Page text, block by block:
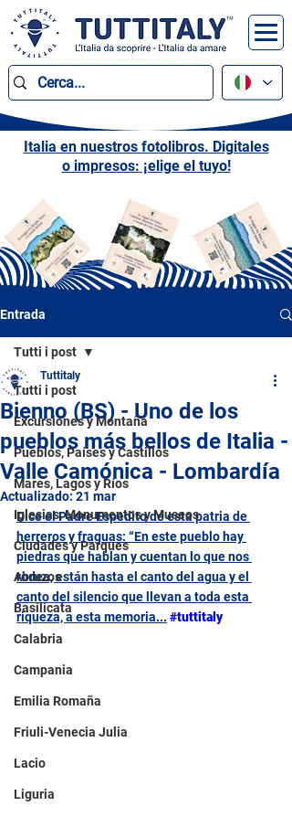
Italia en nuestros fotolibros. Digitales
o impresos: ¡elige el tuyo!
Entrada
Tutti i post
Excursiones y Montaña
Pueblos, Países y Castillos
Mares, Lagos y Ríos
Iglesias, Monumentos y Museos
Ciudades y Parques
Abruzos
Basilicata
Calabria
Campania
Emilia Romaña
Friuli-Venecia Julia
Lacio
Liguria
Tutti i post
Bienno (BS) - Uno de los
pueblos más bellos de Italia -
Valle Camónica - Lombardía
Tuttitaly
Actualizado: 21 mar
Dice el Padre Espedito de esta patria de
herreros y fraguas: “En este pueblo hay
piedras que hablan y cuentan lo que nos
rodea, están hasta el canto del agua y el
canto del silencio que llevan a toda esta
riqueza, a esta memoria... #tuttitaly